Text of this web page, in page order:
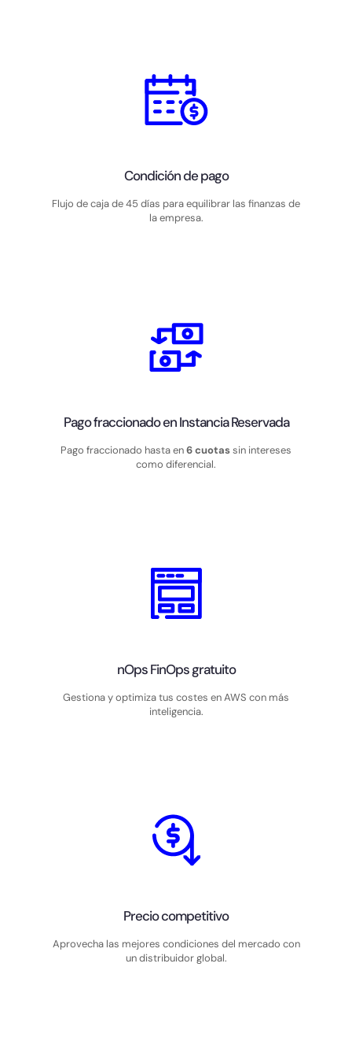
Condición de pago
Flujo de caja de 45 días para equilibrar las finanzas de
la empresa.
Pago fraccionado en Instancia Reservada
Pago fraccionado hasta en6 cuotassin intereses
como diferencial.
nOps FinOps gratuito
Gestiona y optimiza tus costes en AWS con más
inteligencia.
Precio competitivo
Aprovecha las mejores condiciones del mercado con
un distribuidor global.